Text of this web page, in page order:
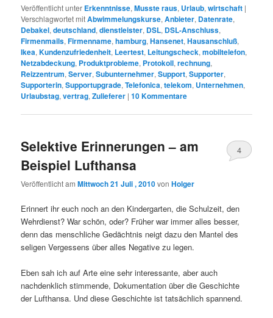
Veröffentlicht unter Erkenntnisse,Musste raus, Urlaub,wirtschaft |
Verschlagwortet mitAbwimmelungskurse,Anbieter, Datenrate,
Debakel,deutschland,dienstleister, DSL, DSL-Anschluss,
Firmenmails,Firmenname,hamburg,Hansenet,Hausanschluß,
Ikea,Kundenzufriedenheit, Leertest, Leitungscheck,mobiltelefon,
Netzabdeckung, Produktprobleme, Protokoll,rechnung,
Reizzentrum,Server,Subunternehmer,Support,Supporter,
Supporterin,Supportupgrade,Telefonica,telekom, Unternehmen,
Urlaubstag,vertrag,Zulieferer |10Kommentare
Selektive Erinnerungen – am
Beispiel Lufthansa
Veröffentlicht amMittwoch 21 Juli , 2010vonHolger
4
Erinnert ihr euch noch an den Kindergarten, die Schulzeit, den
Wehrdienst? War schön, oder? Früher war immer alles besser,
denn das menschliche Gedächtnis neigt dazu den Mantel des
seligen Vergessens über alles Negative zu legen.
Eben sah ich auf Arte eine sehr interessante, aber auch
nachdenklich stimmende, Dokumentation über die Geschichte
der Lufthansa. Und diese Geschichte ist tatsächlich spannend.